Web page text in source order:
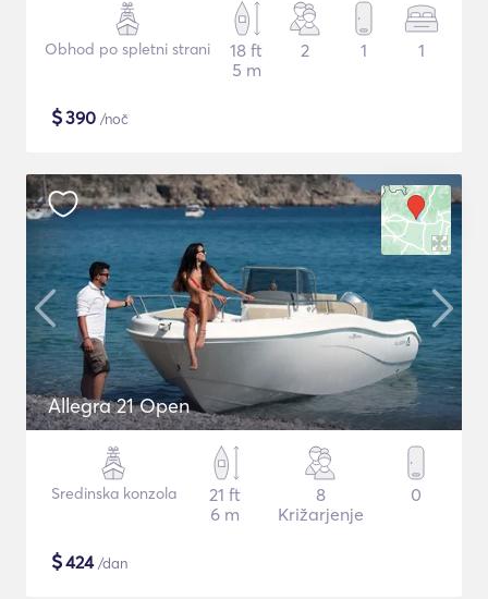
Obhod po spletni strani
18 ft
5 m
2 1 1
$390 /noč
Allegra 21 Open
Sredinska konzola
21 ft
6 m
8
Križarjenje
0
$424/dan